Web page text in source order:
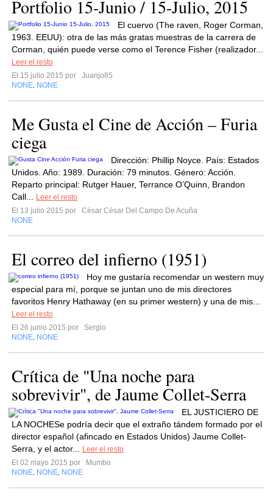
Portfolio 15-Junio / 15-Julio, 2015
El cuervo (The raven, Roger Corman,
1963. EEUU): otra de las más gratas muestras de la carrera de
Corman, quién puede verse como el Terence Fisher (realizador...
Leer el resto
El 15 julio 2015 por
Juanjo85
NONE NONE
Me Gusta el Cine de Acción – Furia
ciega
Dirección: Phillip Noyce. País: Estados
Unidos. Año: 1989. Duración: 79 minutos. Género: Acción.
Reparto principal: Rutger Hauer, Terrance O’Quinn, Brandon
Call...
Leer el resto
El 13 julio 2015 por
César César Del Campo De Acuña
NONE
El correo del infierno (1951)
Hoy me gustaría recomendar un western muy
especial para mí, porque se juntan uno de mis directores
favoritos Henry Hathaway (en su primer western) y una de mis...
Leer el resto
El 26 junio 2015 por
Sergio
NONE NONE
Crítica de "Una noche para
sobrevivir", de Jaume Collet-Serra
EL JUSTICIERO DE
LA NOCHESe podría decir que el extraño tándem formado por el
director español (afincado en Estados Unidos) Jaume Collet-
Serra, y el actor...
Leer el resto
El 02 mayo 2015 por
Mumbo
NONE NONE NONE